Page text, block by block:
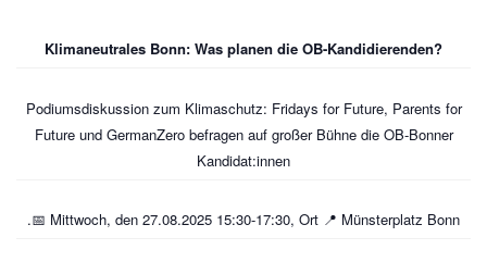
Klimaneutrales Bonn: Was planen die OB-Kandidierenden?
Podiumsdiskussion zum Klimaschutz: Fridays for Future, Parents for
Future und GermanZero befragen auf großer Bühne die OB-Bonner
Kandidat:innen
.📅 Mittwoch, den 27.08.2025 15:30-17:30, Ort 📍 Münsterplatz Bonn